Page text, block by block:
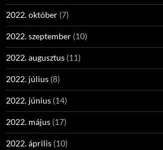
2022. október (7)
2022. szeptember (10)
2022. augusztus (11)
2022. július (8)
2022. június (14)
2022. május (17)
2022. április (10)